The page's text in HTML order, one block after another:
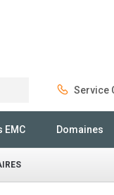
Service
EMC Domaines